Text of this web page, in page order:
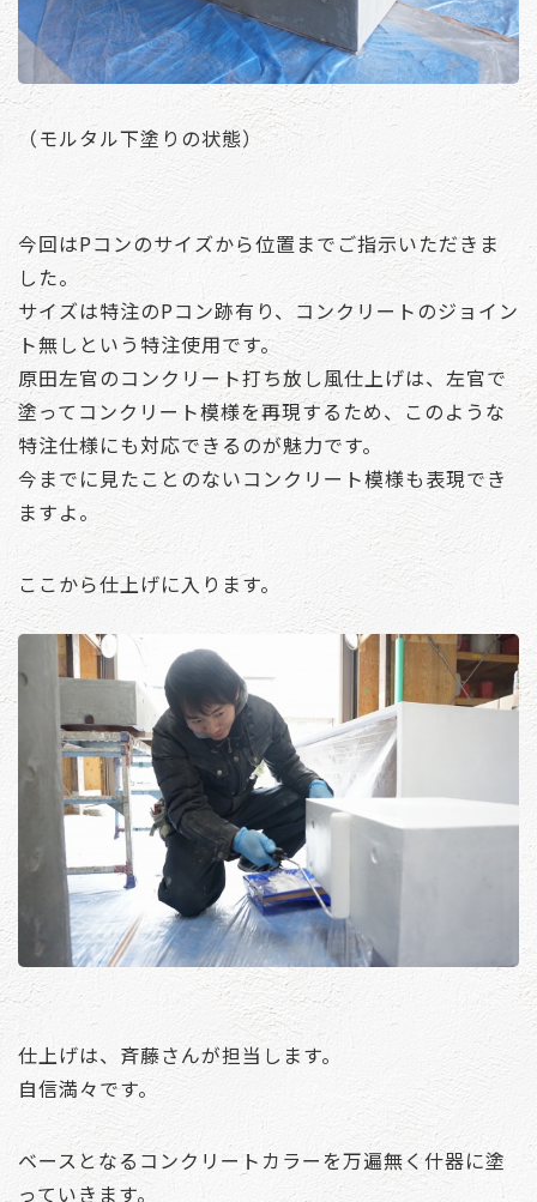
（モルタル下塗りの状態）
今回はPコンのサイズから位置までご指示いただきま
した。
サイズは特注のPコン跡有り、コンクリートのジョイン
ト無しという特注使用です。
原田左官のコンクリート打ち放し風仕上げは、左官で
塗ってコンクリート模様を再現するため、このような
特注仕様にも対応できるのが魅力です。
今までに見たことのないコンクリート模様も表現でき
ますよ。
ここから仕上げに入ります。
仕上げは、斉藤さんが担当します。
自信満々です。
ベースとなるコンクリートカラーを万遍無く什器に塗
っていきます。